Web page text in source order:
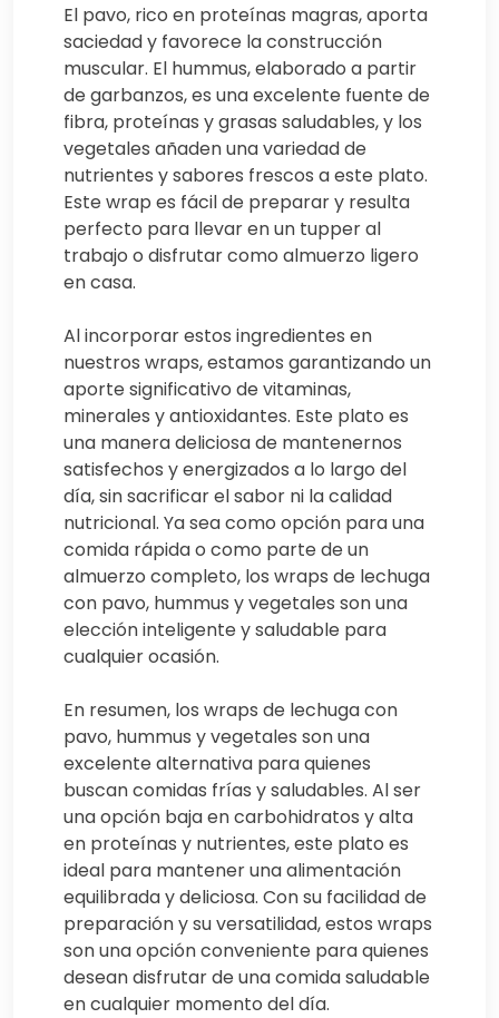
El pavo, rico en proteínas magras, aporta
saciedad y favorece la construcción
muscular. El hummus, elaborado a partir
de garbanzos, es una excelente fuente de
fibra, proteínas y grasas saludables, y los
vegetales añaden una variedad de
nutrientes y sabores frescos a este plato.
Este wrap es fácil de preparar y resulta
perfecto para llevar en un tupper al
trabajo o disfrutar como almuerzo ligero
en casa.
Al incorporar estos ingredientes en
nuestros wraps, estamos garantizando un
aporte significativo de vitaminas,
minerales y antioxidantes. Este plato es
una manera deliciosa de mantenernos
satisfechos y energizados a lo largo del
día, sin sacrificar el sabor ni la calidad
nutricional. Ya sea como opción para una
comida rápida o como parte de un
almuerzo completo, los wraps de lechuga
con pavo, hummus y vegetales son una
elección inteligente y saludable para
cualquier ocasión.
En resumen, los wraps de lechuga con
pavo, hummus y vegetales son una
excelente alternativa para quienes
buscan comidas frías y saludables. Al ser
una opción baja en carbohidratos y alta
en proteínas y nutrientes, este plato es
ideal para mantener una alimentación
equilibrada y deliciosa. Con su facilidad de
preparación y su versatilidad, estos wraps
son una opción conveniente para quienes
desean disfrutar de una comida saludable
en cualquier momento del día.